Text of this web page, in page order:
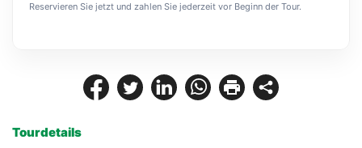
Tourdetails
Reservieren Sie jetzt und zahlen Sie jederzeit vor Beginn der Tour.